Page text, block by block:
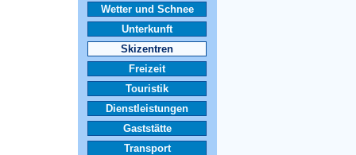
Wetter und Schnee
Unterkunft
Skizentren
Freizeit
Touristik
Dienstleistungen
Gaststätte
Transport